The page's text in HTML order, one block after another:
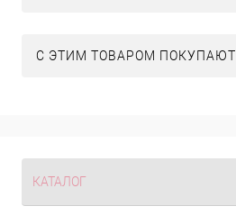
С ЭТИМ ТОВАРОМ ПОКУПАЮТ
КАТАЛОГ